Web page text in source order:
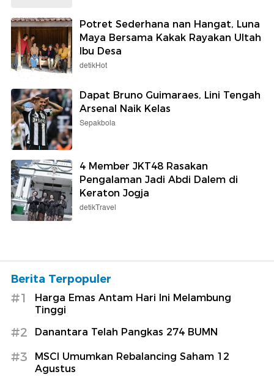
Potret Sederhana nan Hangat, Luna
Maya Bersama Kakak Rayakan Ultah
Ibu Desa
detikHot
Dapat Bruno Guimaraes, Lini Tengah
Arsenal Naik Kelas
Sepakbola
4 Member JKT48 Rasakan
Pengalaman Jadi Abdi Dalem di
Keraton Jogja
detikTravel
Berita Terpopuler
#1
Harga Emas Antam Hari Ini Melambung
Tinggi
#2 Danantara Telah Pangkas 274 BUMN
#3
MSCI Umumkan Rebalancing Saham 12
Agustus